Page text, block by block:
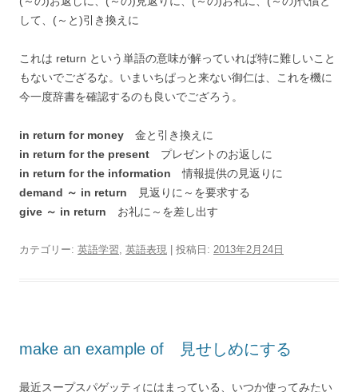
して、(～と)引き換えに
これは return という単語の意味が解っていれば特に難しいこと
もないでござるな。いまいちぱっと来ない御仁は、これを機に
今一度辞書を確認するのも良いでござろう。
in return for money 金と引き換えに
in return for the present プレゼントのお返しに
in return for the information 情報提供の見返りに
demand ～ in return 見返りに～を要求する
give ～ in return お礼に～を差し出す
カテゴリー: 英語学習, 英語表現 | 投稿日: 2013年2月24日
make an example of 見せしめにする
最近スープスパゲッティにはまっている、いつか使ってみたい